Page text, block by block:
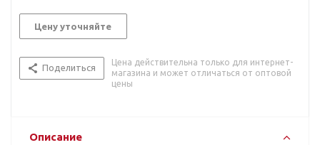
Цену уточняйте
Поделиться
Цена действительна только для интернет-
магазина и может отличаться от оптовой
цены
Описание